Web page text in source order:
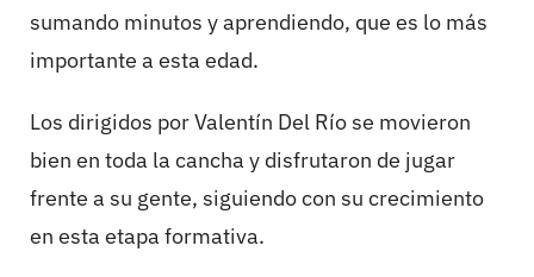
sumando minutos y aprendiendo, que es lo más
importante a esta edad.
Los dirigidos por Valentín Del Río se movieron
bien en toda la cancha y disfrutaron de jugar
frente a su gente, siguiendo con su crecimiento
en esta etapa formativa.